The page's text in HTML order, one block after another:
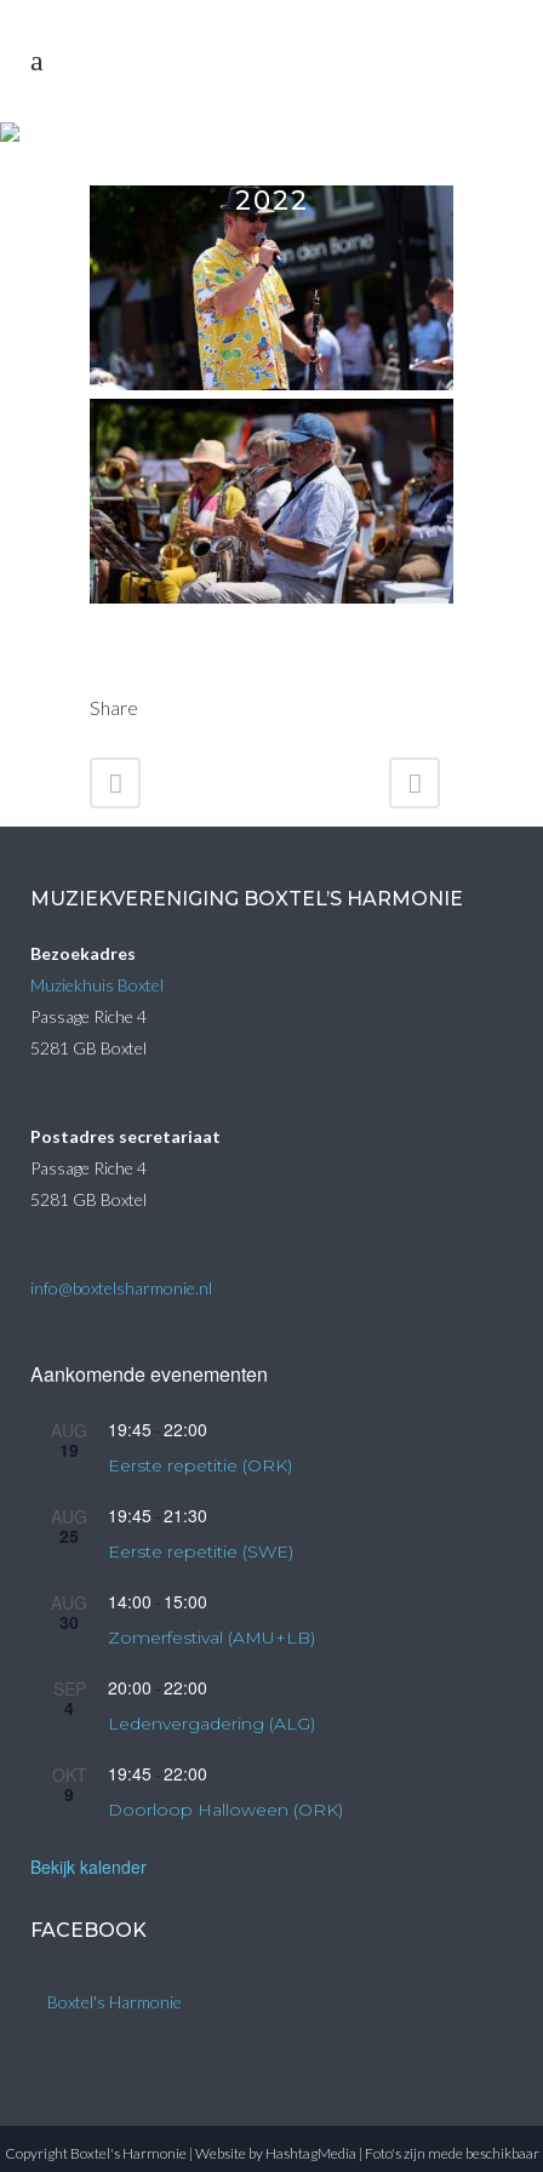
2022
Share
MUZIEKVERENIGING BOXTEL’S HARMONIE
Bezoekadres
Muziekhuis Boxtel
Passage Riche 4
5281 GB Boxtel
Postadres secretariaat
Passage Riche 4
5281 GB Boxtel
info@boxtelsharmonie.nl
Aankomende evenementen
AUG
19
19:45 - 22:00
Eerste repetitie (ORK)
AUG
25
19:45 - 21:30
Eerste repetitie (SWE)
AUG
30
14:00 - 15:00
Zomerfestival (AMU+LB)
SEP
4
20:00 - 22:00
Ledenvergadering (ALG)
OKT
9
19:45 - 22:00
Doorloop Halloween (ORK)
Bekijk kalender
FACEBOOK
Boxtel's Harmonie
Copyright Boxtel's Harmonie | Website by HashtagMedia | Foto's zijn mede beschikbaar